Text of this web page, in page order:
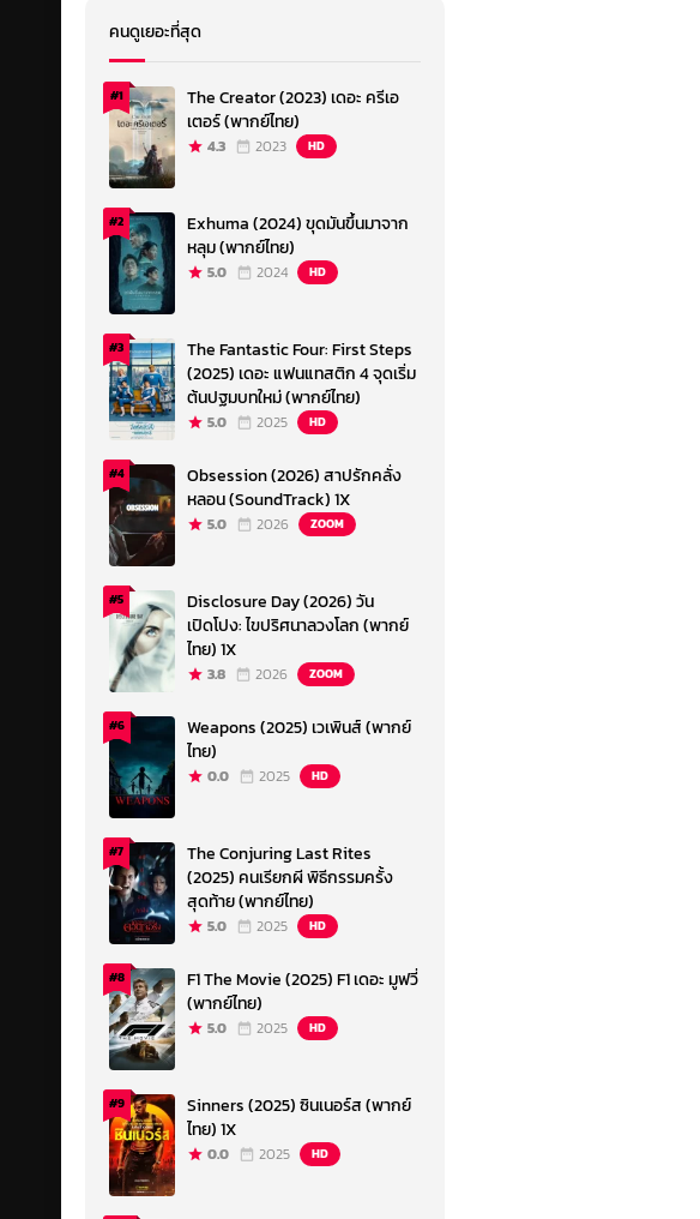
คนดูเยอะที่สุด
#1
The Creator (2023) เดอะ ครีเอ
เตอร์ (พากย์ไทย)
4.3 2023 HD
#2
Exhuma (2024) ขุดมันขึ้นมาจาก
หลุม (พากย์ไทย)
5.0 2024 HD
#3
The Fantastic Four: First Steps
(2025) เดอะ แฟนแทสติก 4 จุดเริ่ม
ต้นปฐมบทใหม่ (พากย์ไทย)
5.0 2025 HD
#4
Obsession (2026) สาปรักคลั่ง
หลอน (SoundTrack) 1X
5.0 2026 ZOOM
#5
Disclosure Day (2026) วัน
เปิดโปง: ไขปริศนาลวงโลก (พากย์
ไทย) 1X
3.8 2026 ZOOM
#6
Weapons (2025) เวเพินส์ (พากย์
ไทย)
0.0 2025 HD
#7
The Conjuring Last Rites
(2025) คนเรียกผี พิธีกรรมครั้ง
สุดท้าย (พากย์ไทย)
5.0 2025 HD
#8
F1 The Movie (2025) F1 เดอะ มูฟวี่
(พากย์ไทย)
5.0 2025 HD
#9
Sinners (2025) ซินเนอร์ส (พากย์
ไทย) 1X
0.0 2025 HD